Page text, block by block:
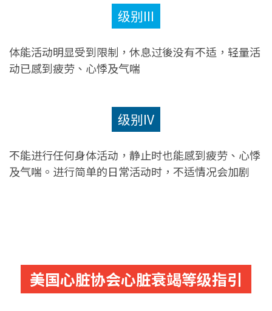
级别III
体能活动明显受到限制，休息过後没有不适，轻量活
动已感到疲劳、心悸及气喘
级别IV
不能进行任何身体活动，静止时也能感到疲劳、心悸
及气喘。进行简单的日常活动时，不适情况会加剧
美国心脏协会心脏衰竭等级指引